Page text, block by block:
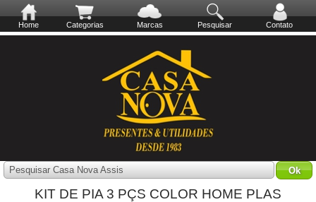
Home Categorias Marcas Pesquisar Contato
Pesquisar Casa Nova Assis
KIT DE PIA 3 PÇS COLOR HOME PLAS